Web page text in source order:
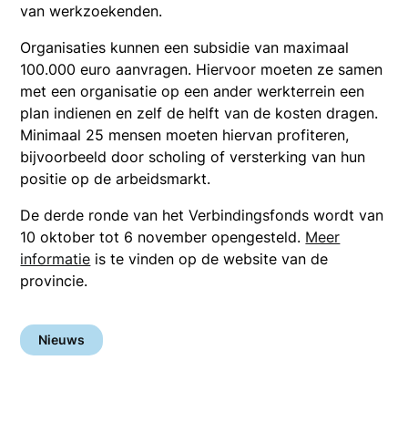
van werkzoekenden.
Organisaties kunnen een subsidie van maximaal
100.000 euro aanvragen. Hiervoor moeten ze samen
met een organisatie op een ander werkterrein een
plan indienen en zelf de helft van de kosten dragen.
Minimaal 25 mensen moeten hiervan profiteren,
bijvoorbeeld door scholing of versterking van hun
positie op de arbeidsmarkt.
De derde ronde van het Verbindingsfonds wordt van
10 oktober tot 6 november opengesteld. Meer
informatie is te vinden op de website van de
provincie.
Nieuws